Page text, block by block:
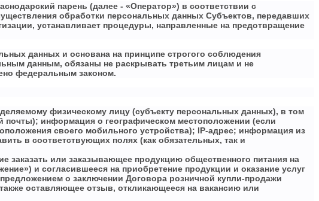
парень (далее - «Оператор») в соответствии с
обработки персональных данных Субъектов, передавших
устанавливает процедуры, направленные на предотвращение
данных и основана на принципе строгого соблюдения
данным, обязаны не раскрывать третьим лицам и не
федеральным законом.
физическому лицу (субъекту персональных данных), в том
почты); информация о географическом местоположении (если
своего мобильного устройства); IP-адрес; информация из
в соответствующих полях (как обязательных, так и
заказать или заказывающее продукцию общественного питания на
и согласившееся на приобретение продукции и оказание услуг
о заключении Договора розничной купли-продажи
оставляющее отзыв, откликающееся на вакансию или